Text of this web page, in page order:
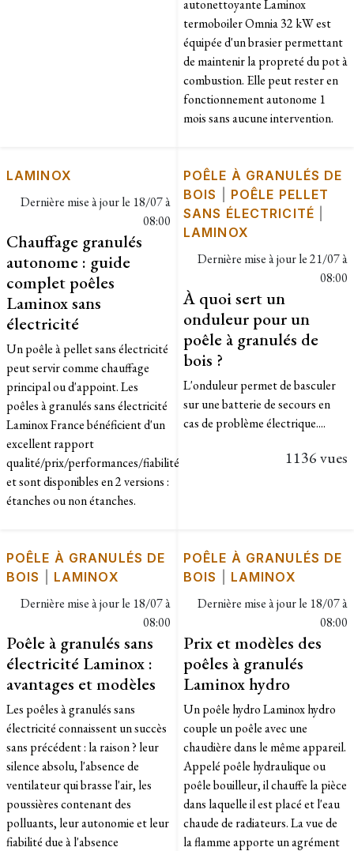
autonettoyante Laminox
termoboiler Omnia 32 kW est
équipée d'un brasier permettant
de maintenir la propreté du pot à
combustion. Elle peut rester en
fonctionnement autonome 1
mois sans aucune intervention.
LAMINOX
Dernière mise à jour le 18/07 à
08:00
Chauffage granulés
autonome : guide
complet poêles
Laminox sans
électricité
Un poêle à pellet sans électricité
peut servir comme chauffage
principal ou d'appoint. Les
poêles à granulés sans électricité
Laminox France bénéficient d'un
excellent rapport
qualité/prix/performances/fiabilité
et sont disponibles en 2 versions :
étanches ou non étanches.
POÊLE À GRANULÉS DE
BOIS
POÊLE PELLET
SANS ÉLECTRICITÉ
LAMINOX
Dernière mise à jour le21/07 à
08:00
À quoi sert un
onduleur pour un
poêle à granulés de
bois ?
​L'onduleur permet de basculer
sur une batterie de secours en
cas de problème électrique....
1136 vues
POÊLE À GRANULÉS DE
BOIS
LAMINOX
Dernière mise à jour le 18/07 à
08:00
Poêle à granulés sans
électricité Laminox :
avantages et modèles
Les poêles à granulés sans
électricité connaissent un succès
sans précédent : la raison ? leur
silence absolu, l'absence de
ventilateur qui brasse l'air, les
poussières contenant des
polluants, leur autonomie et leur
fiabilité due à l'absence
POÊLE À GRANULÉS DE
BOIS
LAMINOX
Dernière mise à jour le 18/07 à
08:00
Prix et modèles des
poêles à granulés
Laminox hydro
Un poêle hydro Laminox hydro
couple un poêle avec une
chaudière dans le même appareil.
Appelé poêle hydraulique ou
poêle bouilleur, il chauffe la pièce
dans laquelle il est placé et l'eau
chaude de radiateurs. La vue de
la flamme apporte un agrément